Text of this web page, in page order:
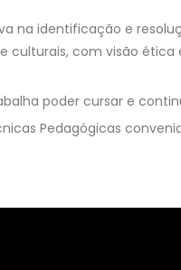
na identificação e
culturais, com visão
poder cursar e
Pedagógicas